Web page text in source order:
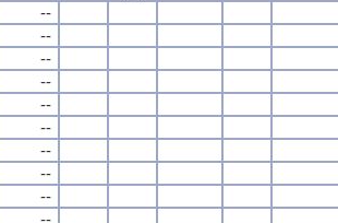
--
--
--
--
--
--
--
--
--
--
--
--
--
--
--
--
--
--
--
--
--
--
--
--
--
--
--
--
--
--
--
--
--
--
--
--
--
--
--
--